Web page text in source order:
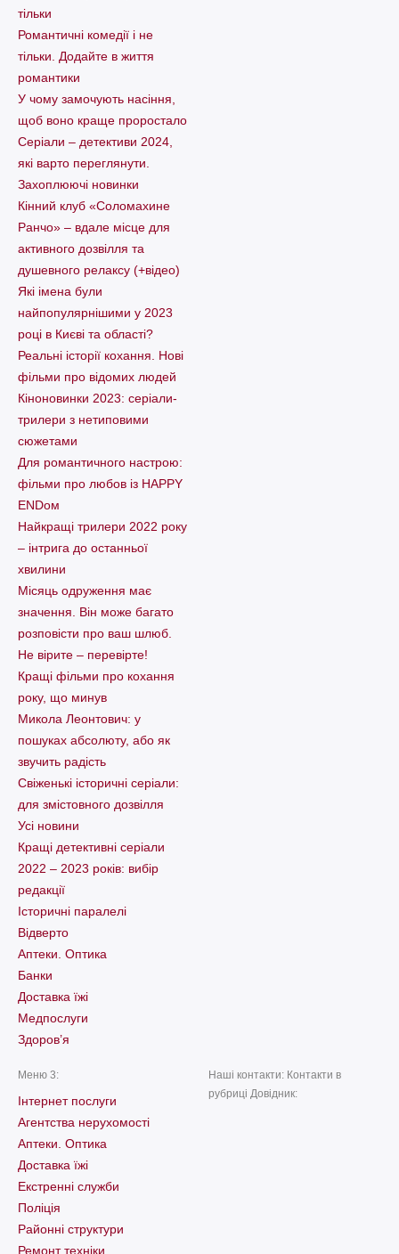
тільки
Романтичні комедії і не
тільки. Додайте в життя
романтики
У чому замочують насіння,
щоб воно краще проростало
Серіали – детективи 2024,
які варто пеpеглянути.
Захоплюючі новинки
Кінний клуб «Соломахине
Ранчо» – вдале місце для
активного дозвілля та
душевного релаксу (+відео)
Які імена були
найпопулярнішими у 2023
році в Києві та області?
Реальні історії кохання. Нові
фільми про відомих людей
Кіноновинки 2023: серіали-
трилери з нетиповими
сюжетами
Для романтичного настрою:
фільми про любов із HAPPY
ENDом
Найкращі трилери 2022 року
– інтрига до останньої
хвилини
Місяць одруження має
значення. Він може багато
розповісти про ваш шлюб.
Не вірите – перевірте!
Кращі фільми про кохання
року, що минув
Микола Леонтович: у
пошуках абсолюту, або як
звучить радість
Свіженькі історичні серіали:
для змістовного дозвілля
Усі новини
Кращі детективні серіали
2022 – 2023 років: вибір
редакції
Історичні паралелі
Відверто
Аптеки. Оптика
Банки
Доставка їжі
Медпослуги
Здоров’я
Меню 3:
Інтернет послуги
Агентства нерухомості
Аптеки. Оптика
Доставка їжі
Екстренні служби
Поліція
Районні структури
Ремонт техніки
Наші контакти: Контакти в
рубриці Довідник: